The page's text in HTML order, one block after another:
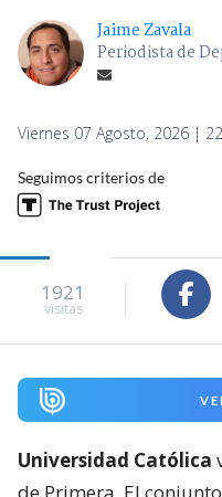
Jaime Zavala
Periodista de
Viernes 07 Agosto, 2026 |
Seguimos criterios de
1921
visitas
Universidad Católica